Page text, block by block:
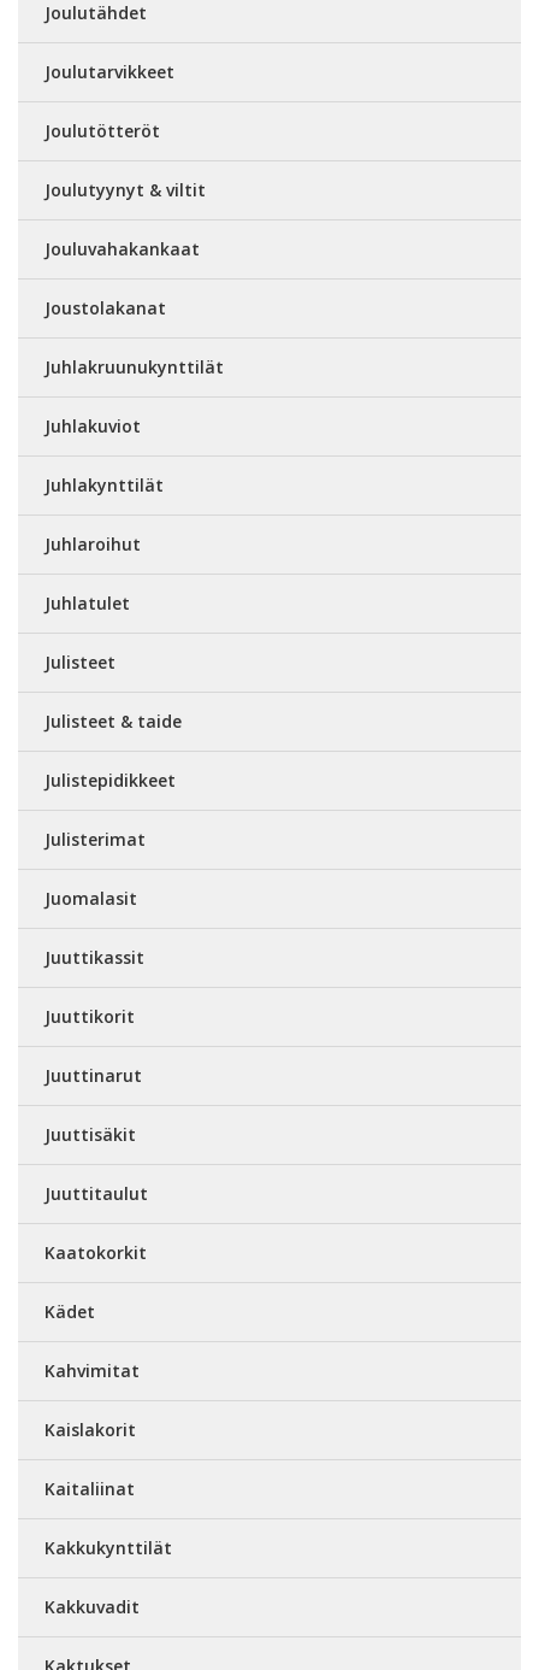
Joulutähdet
Joulutarvikkeet
Joulutötteröt
Joulutyynyt & viltit
Jouluvahakankaat
Joustolakanat
Juhlakruunukynttilät
Juhlakuviot
Juhlakynttilät
Juhlaroihut
Juhlatulet
Julisteet
Julisteet & taide
Julistepidikkeet
Julisterimat
Juomalasit
Juuttikassit
Juuttikorit
Juuttinarut
Juuttisäkit
Juuttitaulut
Kaatokorkit
Kädet
Kahvimitat
Kaislakorit
Kaitaliinat
Kakkukynttilät
Kakkuvadit